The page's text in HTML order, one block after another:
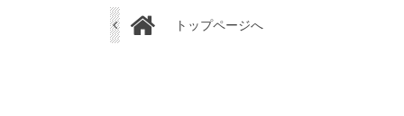
トップページへ